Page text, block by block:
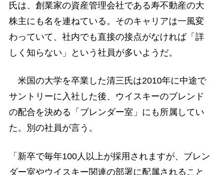
氏は、創業家の資産管理会社である寿不動産の大
株主にも名を連ねている。そのキャリアは一風変
わっていて、社内でも直接の接点がなければ「詳
しく知らない」という社員が多いようだ。
米国の大学を卒業した清三氏は2010年に中途で
サントリーに入社した後、ウイスキーのブレンド
の配合を決める「ブレンダー室」にも所属してい
た。別の社員が言う。
「新卒で毎年100人以上が採用されますが、ブレン
ダー室やウイスキー関連の部署に配属されること